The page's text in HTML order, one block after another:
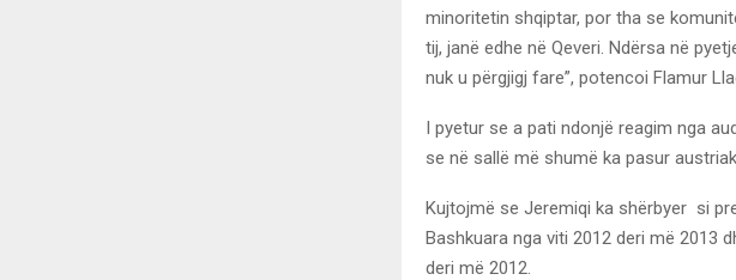
minoritetin shqiptar, por tha se
tij, janë edhe në Qeveri. Ndërsa në
nuk u përgjigj fare”, potencoi Flamur
I pyetur se a pati ndonjë reagim nga
se në sallë më shumë ka pasur
Kujtojmë se Jeremiqi ka shërbyer si
Bashkuara nga viti 2012 deri më 2013
deri më 2012.